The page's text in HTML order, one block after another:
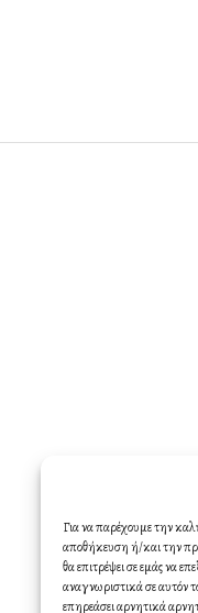
Για να παρέχουμε την
αποθήκευση ή/και την
θα επιτρέψει σε εμάς να
αναγνωριστικά σε αυτόν
επηρεάσει αρνητικά